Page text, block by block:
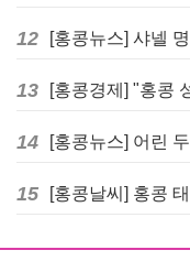
12
13
14
15 [홍콩날씨] 홍콩